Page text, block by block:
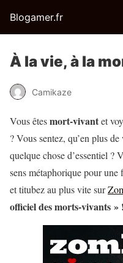
Blogamer.fr
À la vie, à la
Camikaze
Vous êtesmort-vivantet
? Vous sentez, qu’en plus
quelque chose d’essentiel
sens métaphorique pour une
et titubez au plus vite sur
officiel des morts-vivants » !